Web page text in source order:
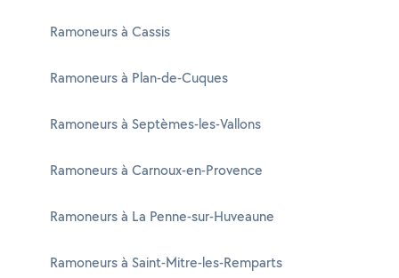
Ramoneurs à Cassis
Ramoneurs à Plan-de-Cuques
Ramoneurs à Septèmes-les-Vallons
Ramoneurs à Carnoux-en-Provence
Ramoneurs à La Penne-sur-Huveaune
Ramoneurs à Saint-Mitre-les-Remparts